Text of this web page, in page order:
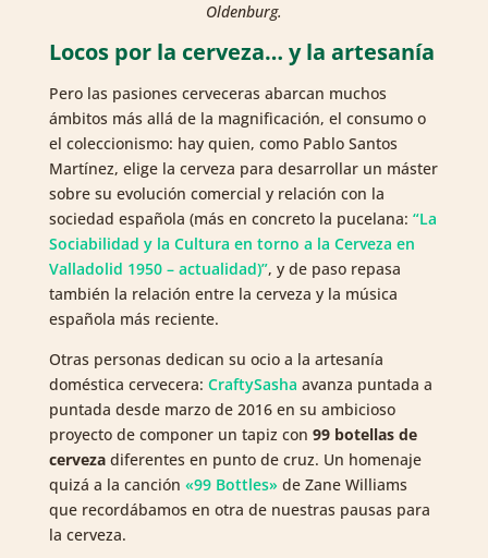
Oldenburg.
Locos por la cerveza… y la artesanía
Pero las pasiones cerveceras abarcan muchos
ámbitos más allá de la magnificación, el consumo o
el coleccionismo: hay quien, como Pablo Santos
Martínez, elige la cerveza para desarrollar un máster
sobre su evolución comercial y relación con la
sociedad española (más en concreto la pucelana: “La
Sociabilidad y la Cultura en torno a la Cerveza en
Valladolid 1950 – actualidad)”, y de paso repasa
también la relación entre la cerveza y la música
española más reciente.
Otras personas dedican su ocio a la artesanía
doméstica cervecera: CraftySasha avanza puntada a
puntada desde marzo de 2016 en su ambicioso
proyecto de componer un tapiz con 99 botellas de
cervezadiferentes en punto de cruz. Un homenaje
quizá a la canción «99 Bottles» de Zane Williams
que recordábamos en otra de nuestras pausas para
la cerveza.